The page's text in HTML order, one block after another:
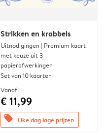
Strikken en krabbels
Uitnodigingen | Premium kaart
met keuze uit 3
papierafwerkingen
Set van 10 kaarten
Vanaf
€ 11,99
offers Elke dag lage prijzen